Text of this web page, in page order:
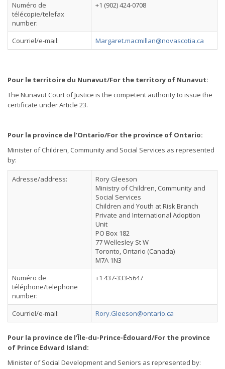
Numéro de
télécopie/telefax
number:
+1 (902) 424-0708
Courriel/e-mail: Margaret.macmillan@novascotia.ca
Pour le territoire du Nunavut/For the territory of Nunavut:
The Nunavut Court of Justice is the competent authority to issue the
certificate under Article 23.
Pour la province de l’Ontario/For the province of Ontario:
Minister of Children, Community and Social Services as represented
by:
Adresse/address:
Rory Gleeson
Ministry of Children, Community and
Social Services
Children and Youth at Risk Branch
Private and International Adoption
Unit
PO Box 182
77 Wellesley St W
Toronto, Ontario (Canada)
M7A 1N3
Numéro de
téléphone/telephone
number:
+1 437-333-5647
Courriel/e-mail: Rory.Gleeson@ontario.ca
Pour la province de l’Île-du-Prince-Édouard/For the province
of Prince Edward Island:
Minister of Social Development and Seniors as represented by: